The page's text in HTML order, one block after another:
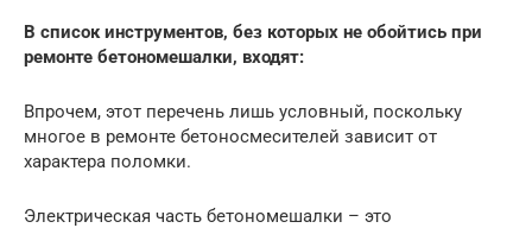
В список инструментов, без которых не обойтись при
ремонте бетономешалки, входят:
Впрочем, этот перечень лишь условный, поскольку
многое в ремонте бетоносмесителей зависит от
характера поломки.
Электрическая часть бетономешалки – это